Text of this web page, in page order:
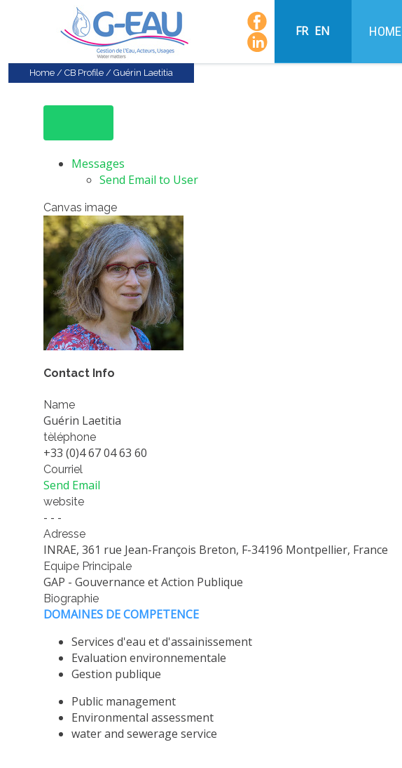
FR EN HOME
Home / CB Profile / Guérin Laetitia
Messages
Send Email to User
Canvas image
Contact Info
Name
Guérin Laetitia
tèléphone
+33 (0)4 67 04 63 60
Courriel
Send Email
website
- - -
Adresse
INRAE, 361 rue Jean-François Breton, F-34196 Montpellier, France
Equipe Principale
GAP - Gouvernance et Action Publique
Biographie
DOMAINES DE COMPETENCE
Services d'eau et d'assainissement
Evaluation environnementale
Gestion publique
Public management
Environmental assessment
water and sewerage service